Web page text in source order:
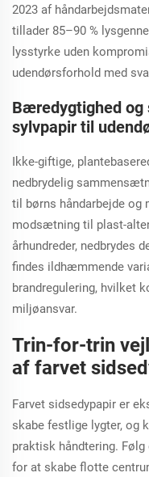
2023 af
tillader 85–90 %
lysstyrke uden
udendørsforhold med
Bæredygtighed og
sylvpapir til
Ikke-giftige,
nedbrydelig
til børns håndarbejde og
modsætning til plast-
århundreder, nedbrydes
findes ildhæmmende
brandregulering, hvilket
miljøansvar.
Trin-for-trin
af farvet
Farvet sidsedypapir er
skabe festlige lygter, og
praktisk håndtering.
for at skabe flotte